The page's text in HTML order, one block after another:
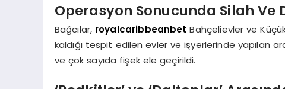
Operasyon Sonucunda Silah Ve
Bağcılar, royalcaribbeanbet Bahçelievler ve
kaldığı tespit edilen evler ve işyerlerinde yapılan
ve çok sayıda fişek ele geçirildi.